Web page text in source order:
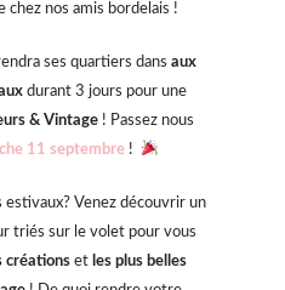
chez nos amis bordelais !
ses quartiers dans aux
durant 3 jours pour une
& Vintage ! Passez nous
11 septembre !
estivaux? Venez découvrir un
triés sur le volet pour vous
créations et les plus belles